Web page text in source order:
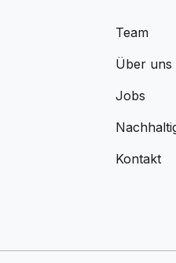
Team
Über uns
Jobs
Kontakt